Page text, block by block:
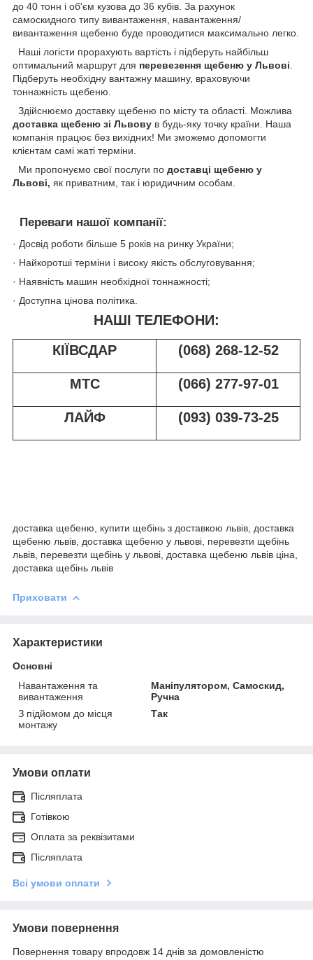
до 40 тонн і об'єм кузова до 36 кубів. За рахунок
самоскидного типу вивантаження, навантаження/
вивантаження щебеню буде проводитися максимально легко.
Наші логісти прорахують вартість і підберуть найбільш
оптимальний маршрут для перевезення щебеню у Львові.
Підберуть необхідну вантажну машину, враховуючи
тоннажність щебеню.
Здійснюємо доставку щебеню по місту та області. Можлива
доставка щебеню зі Львову в будь-яку точку країни. Наша
компанія працює без вихідних! Ми зможемо допомогти
клієнтам самі жаті терміни.
Ми пропонуємо свої послуги по доставці щебеню у
Львові, як приватним, так і юридичним особам.
Переваги нашої компанії:
· Досвід роботи більше 5 років на ринку України;
· Найкоротші терміни і високу якість обслуговування;
· Наявність машин необхідної тоннажності;
· Доступна цінова політика.
НАШІ ТЕЛЕФОНИ:
КІЇВСДАР
(068) 268-12-52
МТС (066) 277-97-01
ЛАЙФ (093) 039-73-25
доставка щебеню, купити щебінь з доставкою львів, доставка
щебеню львів, доставка щебеню у львові, перевезти щебінь
львів, перевезти щебінь у львові, доставка щебеню львів ціна,
доставка щебінь львів
Приховати
Характеристики
Основні
Навантаження та
вивантаження
Маніпулятором, Самоскид,
Ручна
З підйомом до місця
монтажу
Так
Умови оплати
Післяплата
Готівкою
Оплата за реквізитами
Післяплата
Всі умови оплати
Умови повернення
Повернення товару впродовж 14 днів за домовленістю